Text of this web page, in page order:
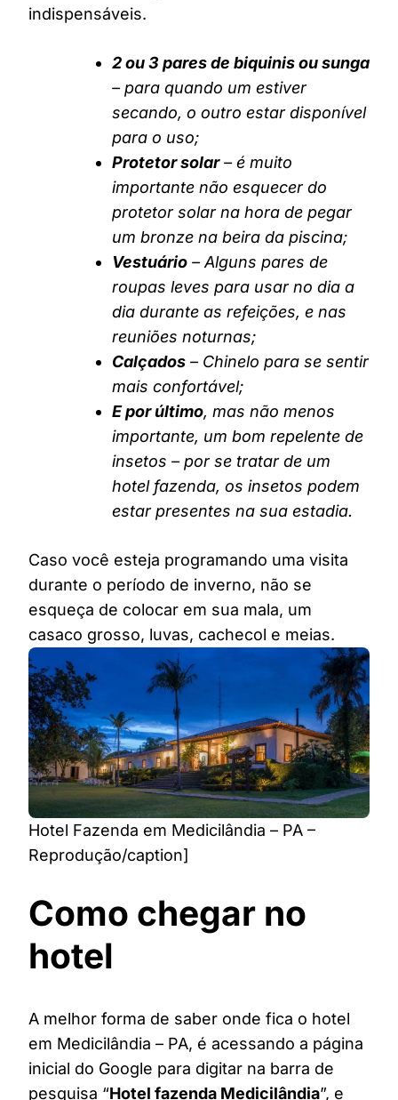
indispensáveis.
2 ou 3 pares de biquinis ou sunga
– para quando um estiver
secando, o outro estar disponível
para o uso;
Protetor solar– é muito
importante não esquecer do
protetor solar na hora de pegar
um bronze na beira da piscina;
Vestuário – Alguns pares de
roupas leves para usar no dia a
dia durante as refeições, e nas
reuniões noturnas;
Calçados – Chinelo para se sentir
mais confortável;
E por último, mas não menos
importante, um bom repelente de
insetos – por se tratar de um
hotel fazenda, os insetos podem
estar presentes na sua estadia.
Caso você esteja programando uma visita
durante o período de inverno, não se
esqueça de colocar em sua mala, um
casaco grosso, luvas, cachecol e meias.
Hotel Fazenda em Medicilândia – PA –
Reprodução/caption]
Como chegar no
hotel
A melhor forma de saber onde fica o hotel
em Medicilândia – PA, é acessando a página
inicial do Google para digitar na barra de
pesquisa “Hotel fazenda Medicilândia”, e